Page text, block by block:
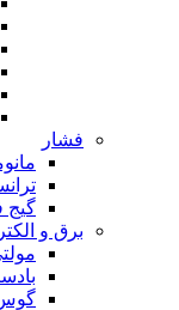
فشار
گیج
برق و
گوس